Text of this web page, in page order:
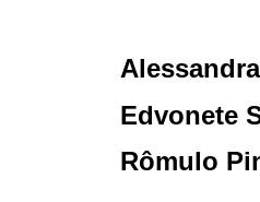
Edvonete
Rômulo